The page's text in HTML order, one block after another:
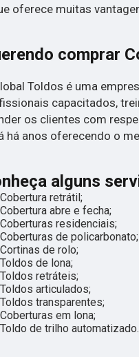
oferece muitas
comprar
Toldos é uma
capacitados,
os clientes com
há anos oferecendo o
alguns
Cobertura retrátil;
Cobertura abre e fecha;
Coberturas residenciais;
Coberturas de policarbonato;
Cortinas de rolo;
Toldos de lona;
Toldos retráteis;
Toldos articulados;
Toldos transparentes;
Coberturas em lona;
Toldo de trilho automatizado.